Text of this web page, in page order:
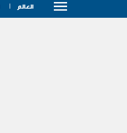
العالم